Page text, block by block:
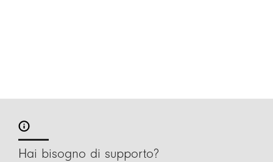
Hai bisogno di supporto?